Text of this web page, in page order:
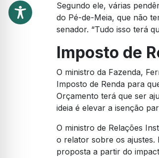
Segundo ele, várias
do Pé-de-Meia, que não
senador. “Tudo isso terá
Imposto de
O ministro da Fazenda,
Imposto de Renda para
Orçamento terá que ser
ideia é elevar a isenção
O ministro de Relações
o relator sobre os ajustes.
proposta a partir do